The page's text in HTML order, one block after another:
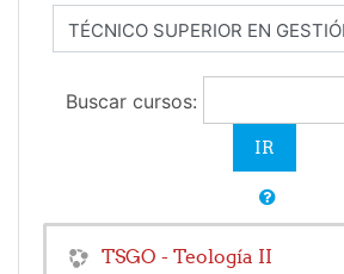
Buscar cursos:
TSGO - Teología II